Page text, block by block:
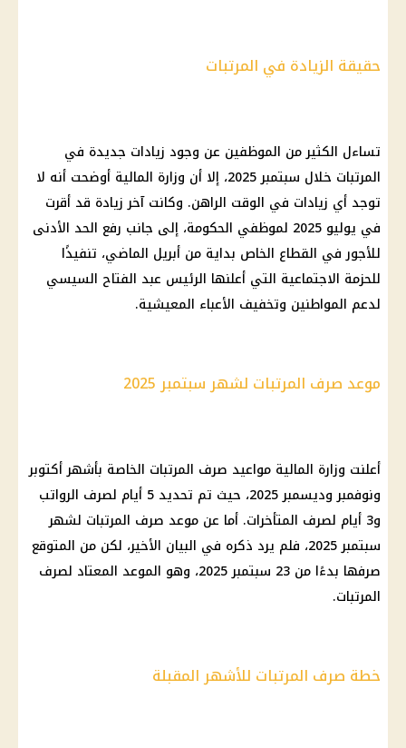
حقيقة الزيادة في المرتبات
تساءل الكثير من الموظفين عن وجود زيادات جديدة في
المرتبات خلال سبتمبر 2025، إلا أن وزارة المالية أوضحت أنه لا
توجد أي زيادات في الوقت الراهن. وكانت آخر زيادة قد أقرت
في يوليو 2025 لموظفي الحكومة، إلى جانب رفع الحد الأدنى
للأجور في القطاع الخاص بداية من أبريل الماضي، تنفيذًا
للحزمة الاجتماعية التي أعلنها الرئيس عبد الفتاح السيسي
لدعم المواطنين وتخفيف الأعباء المعيشية.
موعد صرف المرتبات لشهر سبتمبر 2025
أعلنت وزارة المالية مواعيد صرف المرتبات الخاصة بأشهر أكتوبر
ونوفمبر وديسمبر 2025، حيث تم تحديد 5 أيام لصرف الرواتب
و3 أيام لصرف المتأخرات. أما عن موعد صرف المرتبات لشهر
سبتمبر 2025، فلم يرد ذكره في البيان الأخير، لكن من المتوقع
صرفها بدءًا من 23 سبتمبر 2025، وهو الموعد المعتاد لصرف
المرتبات.
خطة صرف المرتبات للأشهر المقبلة